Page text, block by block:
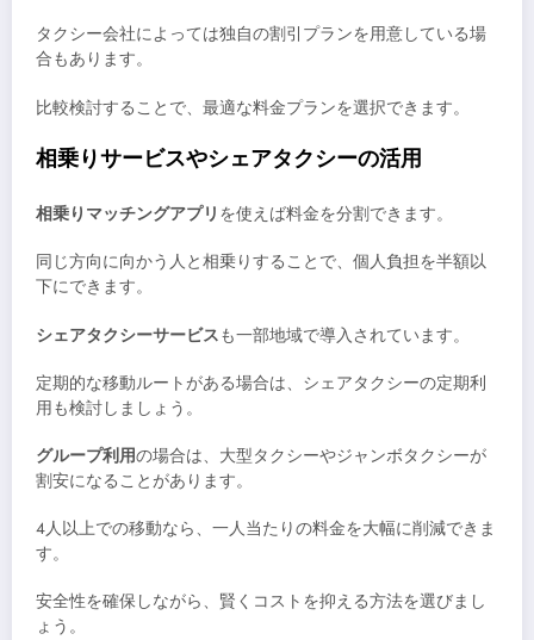
タクシー会社によっては独自の割引プランを用意している場
合もあります。
比較検討することで、最適な料金プランを選択できます。
相乗りサービスやシェアタクシーの活用
相乗りマッチングアプリ を使えば料金を分割できます。
同じ方向に向かう人と相乗りすることで、個人負担を半額以
下にできます。
シェアタクシーサービスも一部地域で導入されています。
定期的な移動ルートがある場合は、シェアタクシーの定期利
用も検討しましょう。
グループ利用の場合は、大型タクシーやジャンボタクシーが
割安になることがあります。
4人以上での移動なら、一人当たりの料金を大幅に削減できま
す。
安全性を確保しながら、賢くコストを抑える方法を選びまし
ょう。